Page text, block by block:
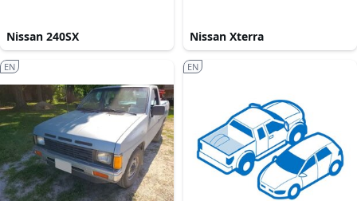
Nissan 240SX Nissan Xterra
EN EN